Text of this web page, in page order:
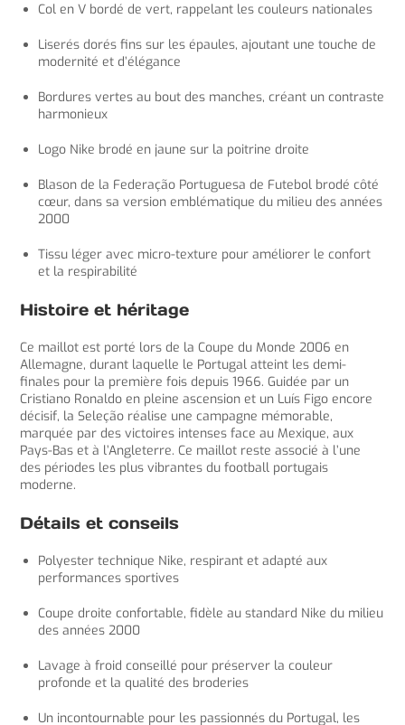
Col en V bordé de vert, rappelant les couleurs nationales
Liserés dorés fins sur les épaules, ajoutant une touche de
modernité et d’élégance
Bordures vertes au bout des manches, créant un contraste
harmonieux
Logo Nike brodé en jaune sur la poitrine droite
Blason de la Federação Portuguesa de Futebol brodé côté
cœur, dans sa version emblématique du milieu des années
2000
Tissu léger avec micro-texture pour améliorer le confort
et la respirabilité
Histoire et héritage
Ce maillot est porté lors de la Coupe du Monde 2006 en
Allemagne, durant laquelle le Portugal atteint les demi-
finales pour la première fois depuis 1966. Guidée par un
Cristiano Ronaldo en pleine ascension et un Luís Figo encore
décisif, la Seleção réalise une campagne mémorable,
marquée par des victoires intenses face au Mexique, aux
Pays-Bas et à l’Angleterre. Ce maillot reste associé à l’une
des périodes les plus vibrantes du football portugais
moderne.
Détails et conseils
Polyester technique Nike, respirant et adapté aux
performances sportives
Coupe droite confortable, fidèle au standard Nike du milieu
des années 2000
Lavage à froid conseillé pour préserver la couleur
profonde et la qualité des broderies
Un incontournable pour les passionnés du Portugal, les